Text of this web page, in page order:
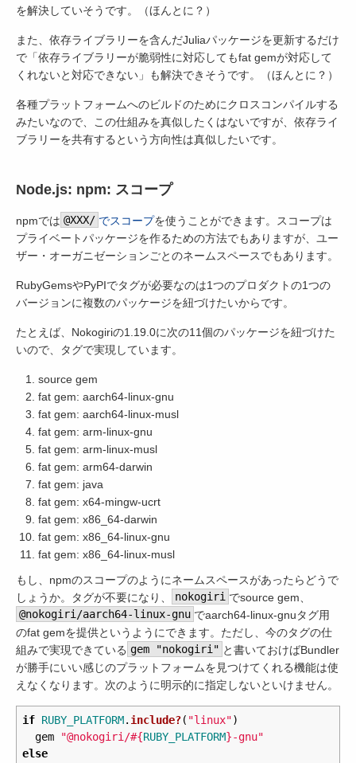
を解決していそうです。（ほんとに？）
また、依存ライブラリーを含んだJuliaパッケージを更新するだけ
で「依存ライブラリーが脆弱性に対応してもfat gemが対応して
くれないと対応できない」も解決できそうです。（ほんとに？）
各種プラットフォームへのビルドのためにクロスコンパイルする
みたいなので、この仕組みを真似したくはないですが、依存ライ
ブラリーを共有するという方向性は真似したいです。
Node.js: npm: スコープ
npmでは @XXX/ でスコープを使うことができます。スコープは
プライベートパッケージを作るための方法でもありますが、ユー
ザー・オーガニゼーションごとのネームスペースでもあります。
RubyGemsやPyPIでタグが必要なのは1つのプロダクトの1つの
バージョンに複数のパッケージを紐づけたいからです。
たとえば、Nokogiriの1.19.0に次の11個のパッケージを紐づけた
いので、タグで実現しています。
source gem
fat gem: aarch64-linux-gnu
fat gem: aarch64-linux-musl
fat gem: arm-linux-gnu
fat gem: arm-linux-musl
fat gem: arm64-darwin
fat gem: java
fat gem: x64-mingw-ucrt
fat gem: x86_64-darwin
fat gem: x86_64-linux-gnu
fat gem: x86_64-linux-musl
もし、npmのスコープのようにネームスペースがあったらどうで
しょうか。タグが不要になり、
nokogiri でsource gem、
@nokogiri/aarch64-linux-gnu でaarch64-linux-gnuタグ用
のfat gemを提供というようにできます。ただし、今のタグの仕
組みで実現できている gem "nokogiri" と書いておけばBundler
が勝手にいい感じのプラットフォームを見つけてくれる機能は使
えなくなります。次のように明示的に指定しないといけません。
if RUBY_PLATFORM. include?( "linux")
gem
"@nokogiri/#{RUBY_PLATFORM}-gnu"
else